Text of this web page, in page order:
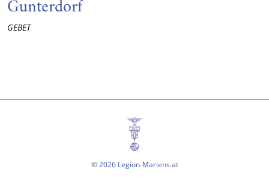
Gunterdorf
GEBET
© 2026 Legion-Mariens.at